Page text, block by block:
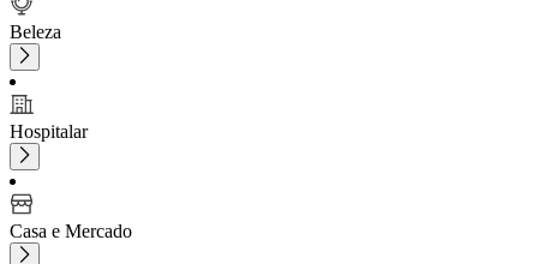
Beleza
Hospitalar
Casa e Mercado